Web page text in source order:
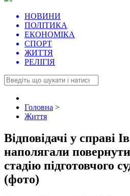
НОВИНИ
ПОЛІТИКА
ЕКОНОМІКА
СПОРТ
ЖИТТЯ
РЕЛІГІЯ
Головна >
Життя
Відповідачі у справі
наполягали
стадію підготовчого
(фото)